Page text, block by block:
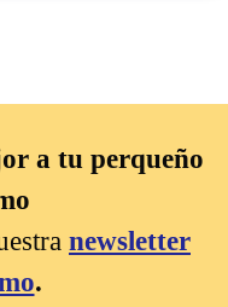
a tu perqueño
newsletter
.